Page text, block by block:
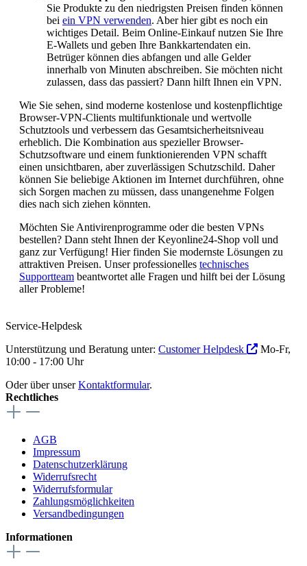
Sie Produkte zu den niedrigsten Preisen finden können
bei ein VPN verwenden. Aber hier gibt es noch ein
wichtiges Detail. Beim Online-Einkauf nutzen Sie Ihre
E-Wallets und geben Ihre Bankkartendaten ein.
Betrüger können dies abfangen und alle Gelder
innerhalb von Minuten abschreiben. Sie möchten nicht
zulassen, dass das passiert? Dann hilft Ihnen ein VPN.
Wie Sie sehen, sind moderne kostenlose und kostenpflichtige
Browser-VPN-Clients multifunktionale und wertvolle
Schutztools und verbessern das Gesamtsicherheitsniveau
erheblich. Die Kombination aus spezieller Browser-
Schutzsoftware und einem funktionierenden VPN schafft
einen unsichtbaren, aber zuverlässigen Schutzschild. Daher
können Sie beliebige Aktionen im Internet durchführen, ohne
sich Sorgen machen zu müssen, dass unangenehme Folgen
dies nach sich ziehen könnten.
Möchten Sie Antivirenprogramme oder die besten VPNs
bestellen? Dann steht Ihnen der Keyonline24-Shop voll und
ganz zur Verfügung! Hier finden Sie modernste Lösungen zu
attraktiven Preisen. Unser professionelles technisches
Supportteam beantwortet alle Fragen und hilft bei der Lösung
aller Probleme!
Service-Helpdesk
Unterstützung und Beratung unter: Customer Helpdesk
Mo-Fr,
10:00 - 17:00 Uhr
Oder über unserKontaktformular.
Rechtliches
AGB
Impressum
Datenschutzerklärung
Widerrufsrecht
Widerrufsformular
Zahlungsmöglichkeiten
Versandbedingungen
Informationen